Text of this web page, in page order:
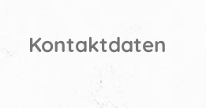
Kontaktdaten